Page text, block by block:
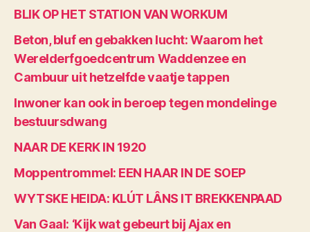
BLIK OP HET STATION VAN WORKUM
Beton, bluf en gebakken lucht: Waarom het
Werelderfgoedcentrum Waddenzee en
Cambuur uit hetzelfde vaatje tappen
Inwoner kan ook in beroep tegen mondelinge
bestuursdwang
NAAR DE KERK IN 1920
Moppentrommel: EEN HAAR IN DE SOEP
WYTSKE HEIDA: KLÚT LÂNS IT BREKKENPAAD
Van Gaal: ‘Kijk wat gebeurt bij Ajax en